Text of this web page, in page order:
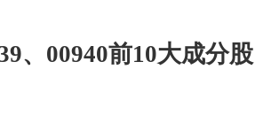
、00940前10大成分股